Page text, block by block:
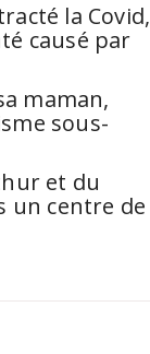
la Covid,
causé par
maman,
sous-
et du
un centre de